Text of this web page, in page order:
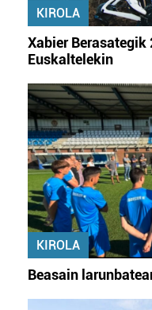
KIROLA
Xabier Berasategik
Euskaltelekin
KIROLA
Beasain